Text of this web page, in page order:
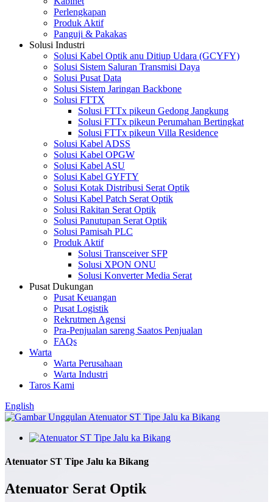
Perlengkapan
Produk Aktif
Panguji & Pakakas
Solusi Industri
Solusi Kabel Optik anu Ditiup Udara (GCYFY)
Solusi Sistem Saluran Transmisi Daya
Solusi Pusat Data
Solusi Sistem Jaringan Backbone
Solusi FTTX
Solusi FTTx pikeun Gedong Jangkung
Solusi FTTx pikeun Perumahan Bertingkat
Solusi FTTx pikeun Villa Residence
Solusi Kabel ADSS
Solusi Kabel OPGW
Solusi Kabel ASU
Solusi Kabel GYFTY
Solusi Kotak Distribusi Serat Optik
Solusi Kabel Patch Serat Optik
Solusi Rakitan Serat Optik
Solusi Panutupan Serat Optik
Solusi Pamisah PLC
Produk Aktif
Solusi Transceiver SFP
Solusi XPON ONU
Solusi Konverter Media Serat
Pusat Dukungan
Pusat Keuangan
Pusat Logistik
Rekrutmen Agensi
Pra-Penjualan sareng Saatos Penjualan
FAQs
Warta
Warta Perusahaan
Warta Industri
Taros Kami
English
Atenuator ST Tipe Jalu ka Bikang
Atenuator Serat Optik